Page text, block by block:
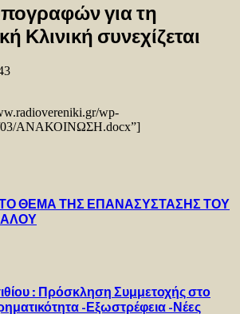
για τη
Κλινική συνεχίζεται
wp-
03/ΑΝΑΚΟΙΝΩΣΗ.docx”]
ΘΕΜΑ ΤΗΣ ΕΠΑΝΑΣΥΣΤΑΣΗΣ ΤΟΥ
: Πρόσκληση Συμμετοχής στο
-Εξωστρέφεια -Νέες